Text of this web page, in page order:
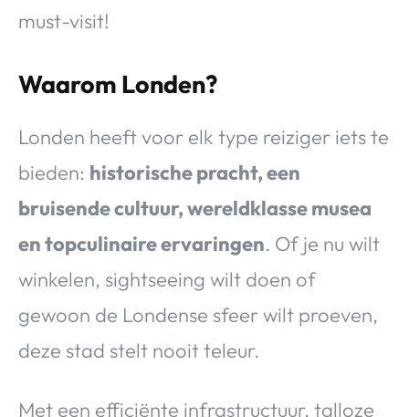
must-visit!
Waarom Londen?
Londen heeft voor elk type reiziger iets te
bieden: historische pracht, een
bruisende cultuur, wereldklasse musea
en topculinaire ervaringen. Of je nu wilt
winkelen, sightseeing wilt doen of
gewoon de Londense sfeer wilt proeven,
deze stad stelt nooit teleur.
Met een efficiënte infrastructuur, talloze